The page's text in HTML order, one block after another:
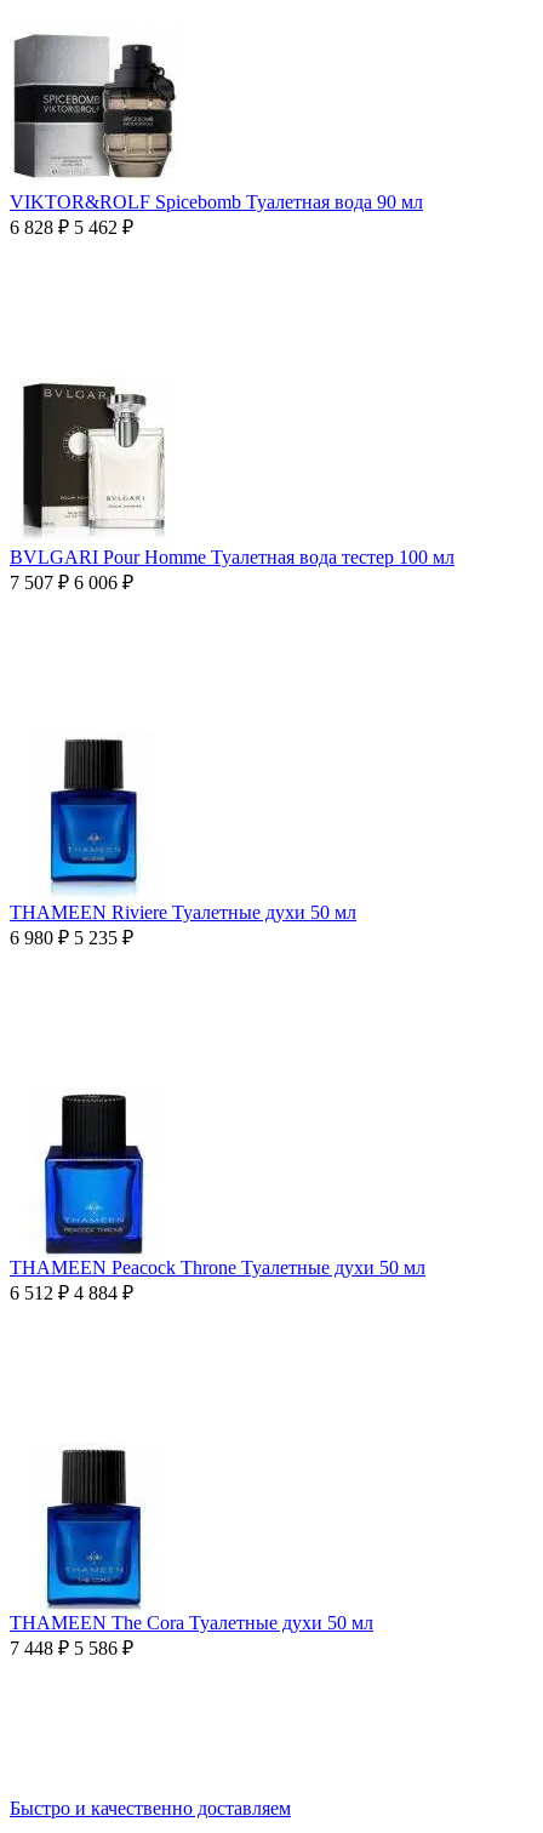
VIKTOR&ROLF Spicebomb Туалетная вода 90 мл
6 828 ₽ 5 462 ₽
BVLGARI Pour Homme Туалетная вода тестер 100 мл
7 507 ₽ 6 006 ₽
THAMEEN Riviere Туалетные духи 50 мл
6 980 ₽ 5 235 ₽
THAMEEN Peacock Throne Туалетные духи 50 мл
6 512 ₽ 4 884 ₽
THAMEEN The Cora Туалетные духи 50 мл
7 448 ₽ 5 586 ₽
Быстро и качественно доставляем